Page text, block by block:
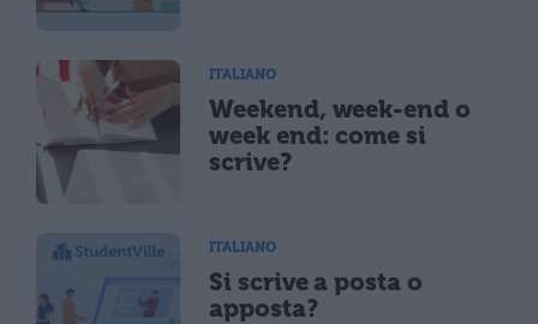
ITALIANO
Weekend, week-end o
week end: come si
scrive?
ITALIANO
Si scrive a posta o
apposta?